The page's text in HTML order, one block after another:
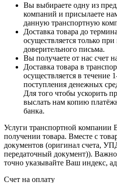
Вы выбираете одну из
компаний и присылаете
данную транспортную
Доставка товара до
осуществляется только
доверительного письма.
Вы получаете от нас счет
Доставка товара в
осуществляется в течение
поступления денежных
Для того чтобы ускорить
выслать нам копию
банка.
Услуги транспортной компании
получении товара. Вместе с
документов (оригинал счета,
передаточный документ)).
точно указывайте Ваш индекс,
Счет на оплату